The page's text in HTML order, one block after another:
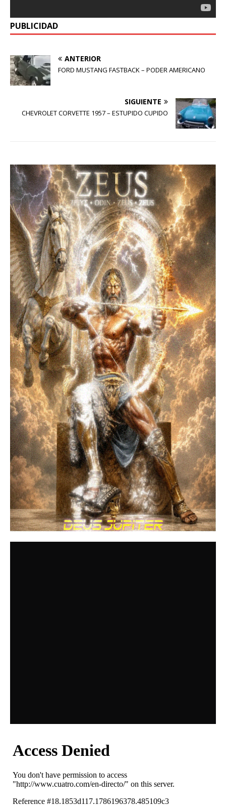
PUBLICIDAD
ANTERIOR
FORD MUSTANG FASTBACK – PODER AMERICANO
SIGUIENTE
CHEVROLET CORVETTE 1957 – ESTUPIDO CUPIDO